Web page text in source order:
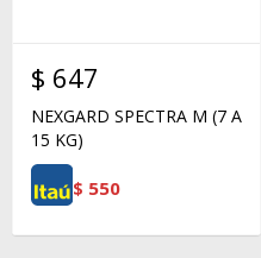
$ 647
NEXGARD SPECTRA M (7 A
15 KG)
$ 550